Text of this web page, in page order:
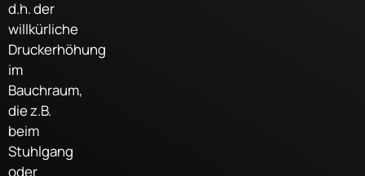
d.h. der
willkürliche
Druckerhöhung
im
Bauchraum,
die z.B.
beim
Stuhlgang
oder